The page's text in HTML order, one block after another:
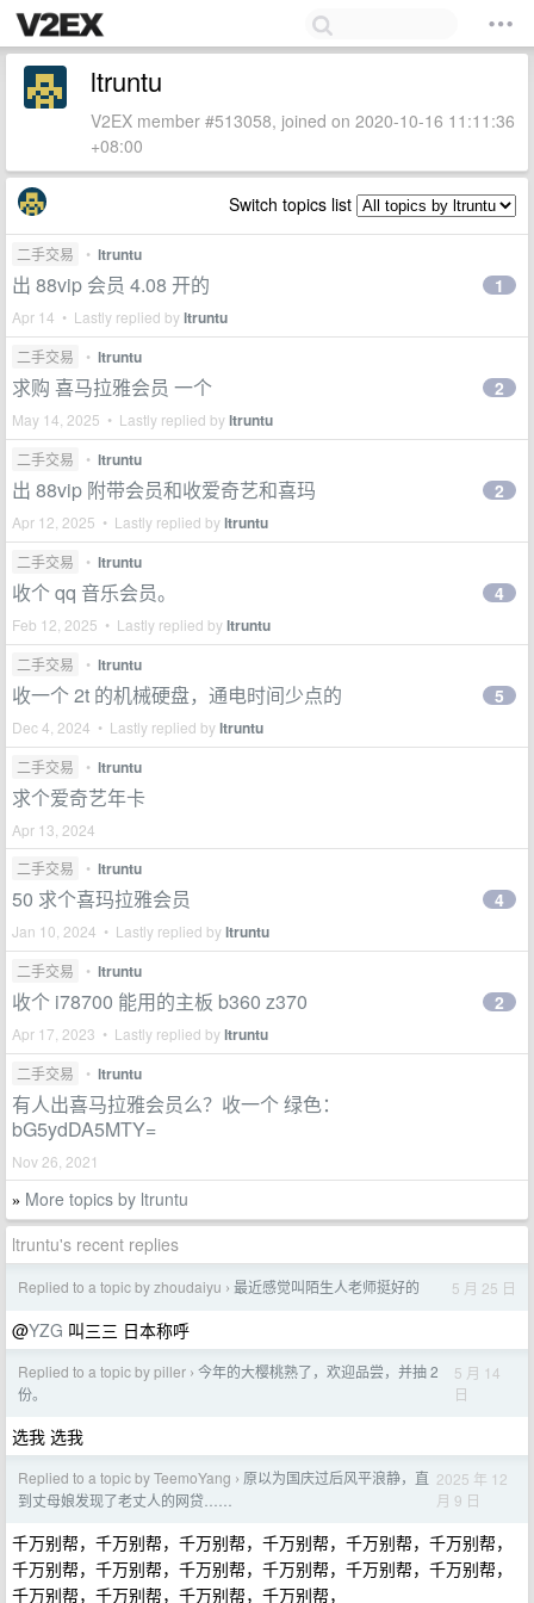
ltruntu
V2EX member #513058, joined on 2020-10-16 11:11:36
+08:00
Switch topics list
二手交易 • ltruntu
出 88vip 会员 4.08 开的
Apr 14 • Lastly replied byltruntu
1
二手交易 • ltruntu
求购 喜马拉雅会员 一个
May 14, 2025 • Lastly replied byltruntu
2
二手交易 • ltruntu
出 88vip 附带会员和收爱奇艺和喜玛
Apr 12, 2025 • Lastly replied byltruntu
2
二手交易 • ltruntu
收个 qq 音乐会员。
Feb 12, 2025 • Lastly replied byltruntu
4
二手交易 • ltruntu
收一个 2t 的机械硬盘，通电时间少点的
Dec 4, 2024 • Lastly replied byltruntu
5
二手交易 • ltruntu
求个爱奇艺年卡
Apr 13, 2024
二手交易
• ltruntu
50 求个喜玛拉雅会员
Jan 10, 2024 • Lastly replied byltruntu
4
二手交易 • ltruntu
收个 i78700 能用的主板 b360 z370
Apr 17, 2023 • Lastly replied byltruntu
2
二手交易 • ltruntu
有人出喜马拉雅会员么？收一个 绿色：
bG5ydDA5MTY=
Nov 26, 2021
» More topics by ltruntu
ltruntu's recent replies
Replied to a topic by zhoudaiyu › 最近感觉叫陌生人老师挺好的 5 月 25 日
@YZG 叫三三 日本称呼
Replied to a topic by piller › 今年的大樱桃熟了，欢迎品尝，并抽 2
份。
5 月 14
日
选我 选我
Replied to a topic by TeemoYang › 原以为国庆过后风平浪静，直
到丈母娘发现了老丈人的网贷……
2025 年 12
月 9 日
千万别帮，千万别帮，千万别帮，千万别帮，千万别帮，千万别帮，
千万别帮，千万别帮，千万别帮，千万别帮，千万别帮，千万别帮，
千万别帮，千万别帮，千万别帮，千万别帮，